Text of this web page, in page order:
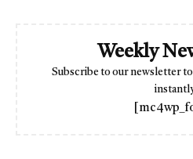
Weekly
Subscribe to our newsletter